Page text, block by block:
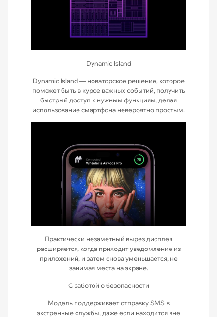
Dynamic Island
Dynamic Island — новаторское решение, которое
поможет быть в курсе важных событий, получить
быстрый доступ к нужным функциям, делая
использование смартфона невероятно простым.
Практически незаметный вырез дисплея
расширяется, когда приходит уведомление из
приложений, и затем снова уменьшается, не
занимая места на экране.
С заботой о безопасности
Модель поддерживает отправку SMS в
экстренные службы, даже если находится вне